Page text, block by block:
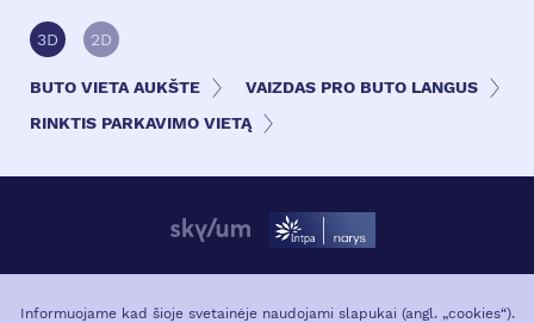
3D 2D
BUTO VIETA AUKŠTE
VAIZDAS PRO BUTO LANGUS
RINKTIS PARKAVIMO VIETĄ
VIETA MIESTE
Informuojame kad šioje svetainėje naudojami slapukai (angl. „cookies“).